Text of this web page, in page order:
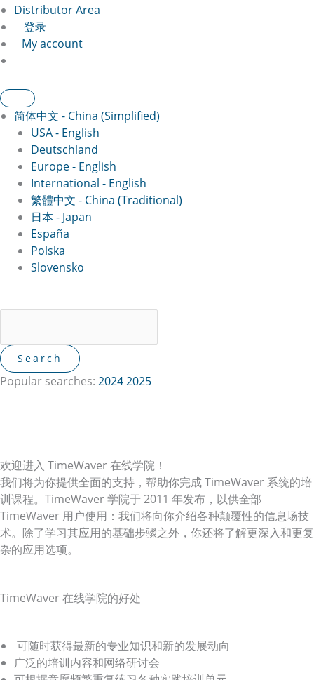
Distributor Area
登录
My account
简体中文 - China (Simplified)
USA - English
Deutschland
Europe - English
International - English
繁體中文 - China (Traditional)
日本 - Japan
España
Polska
Slovensko
Popular searches: 20242025
欢迎进入 TimeWaver 在线学院！
我们将为你提供全面的支持，帮助你完成 TimeWaver 系统的培
训课程。TimeWaver 学院于 2011 年发布，以供全部
TimeWaver 用户使用：我们将向你介绍各种颠覆性的信息场技
术。除了学习其应用的基础步骤之外，你还将了解更深入和更复
杂的应用选项。
TimeWaver 在线学院的好处
可随时获得最新的专业知识和新的发展动向
广泛的培训内容和网络研讨会